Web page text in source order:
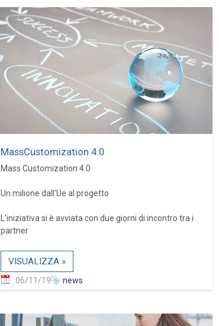
MassCustomization 4.0
Mass Customization 4.0
Un milione dall'Ue al progetto
L'iniziativa si è avviata con due giorni di incontro tra i
partner
VISUALIZZA »
06/11/19 news